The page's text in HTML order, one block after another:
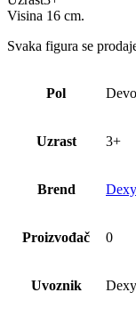
Visina 16 cm.
Svaka figura se
Pol
Uzrast 3+
Brend
Proizvođač 0
Uvoznik